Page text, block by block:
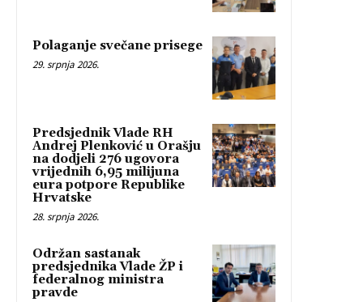
Polaganje svečane prisege
29. srpnja 2026.
Predsjednik Vlade RH
Andrej Plenković u Orašju
na dodjeli 276 ugovora
vrijednih 6,95 milijuna
eura potpore Republike
Hrvatske
28. srpnja 2026.
Održan sastanak
predsjednika Vlade ŽP i
federalnog ministra
pravde